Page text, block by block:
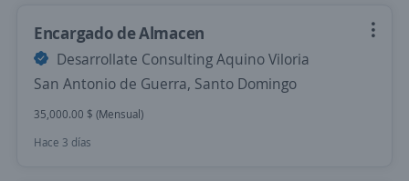
Encargado de Almacen
Desarrollate Consulting Aquino Viloria
San Antonio de Guerra, Santo Domingo
35,000.00 $ (Mensual)
Hace 3 días